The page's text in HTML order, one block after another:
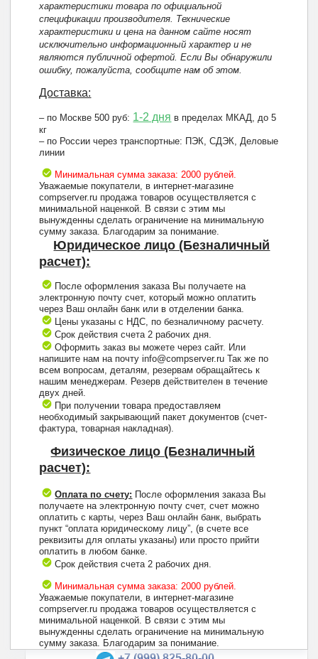
характеристики товара по официальной
спецификации производителя. Технические
характеристики и цена на данном сайте носят
исключительно информационный характер и не
являются публичной офертой. Если Вы обнаружили
ошибку, пожалуйста, сообщите нам об этом.
Доставка:
– по Москве 500 руб: 1-2 дня в пределах МКАД, до 5
кг
– по России через транспортные: ПЭК, СДЭК, Деловые
линии
Минимальная сумма заказа: 2000 рублей.
Уважаемые покупатели, в интернет-магазине
compserver.ru продажа товаров осуществляется с
минимальной наценкой. В связи с этим мы
вынужденны сделать ограничение на минимальную
сумму заказа. Благодарим за понимание.
Юридическое лицо (Безналичный
расчет):
После оформления заказа Вы получаете на
электронную почту счет, который можно оплатить
через Ваш онлайн банк или в отделении банка.
Цены указаны с НДС, по безналичному расчету.
Срок действия счета 2 рабочих дня.
Оформить заказ вы можете через сайт. Или
напишите нам на почту info@compserver.ru Так же по
всем вопросам, деталям, резервам обращайтесь к
нашим менеджерам. Резерв действителен в течение
двух дней.
При получении товара предоставляем
необходимый закрывающий пакет документов (счет-
фактура, товарная накладная).
Физическое лицо (Безналичный
расчет):
Оплата по счету: После оформления заказа Вы
получаете на электронную почту счет, счет можно
оплатить с карты, через Ваш онлайн банк, выбрать
пункт “оплата юридическому лицу”, (в счете все
реквизиты для оплаты указаны) или просто прийти
оплатить в любом банке.
Срок действия счета 2 рабочих дня.
Минимальная сумма заказа: 2000 рублей.
Уважаемые покупатели, в интернет-магазине
compserver.ru продажа товаров осуществляется с
минимальной наценкой. В связи с этим мы
вынужденны сделать ограничение на минимальную
сумму заказа. Благодарим за понимание.
+7 (495) 223-13-47